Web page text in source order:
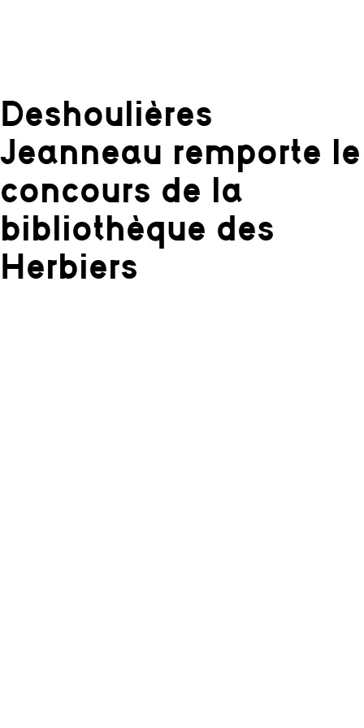
Deshoulières
Jeanneau remporte le
concours de la
bibliothèque des
Herbiers